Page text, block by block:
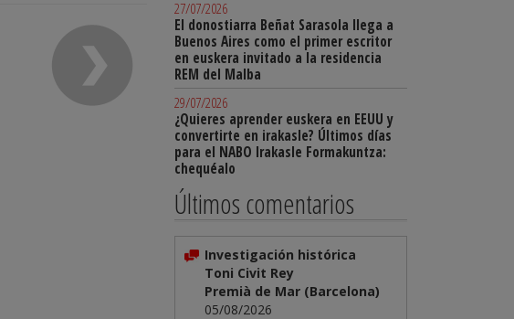
27/07/2026
El donostiarra Beñat Sarasola llega a
Buenos Aires como el primer escritor
en euskera invitado a la residencia
REM del Malba
29/07/2026
¿Quieres aprender euskera en EEUU y
convertirte en irakasle? Últimos días
para el NABO Irakasle Formakuntza:
chequéalo
Últimos comentarios
Investigación histórica
Toni Civit Rey
Premià de Mar (Barcelona)
05/08/2026